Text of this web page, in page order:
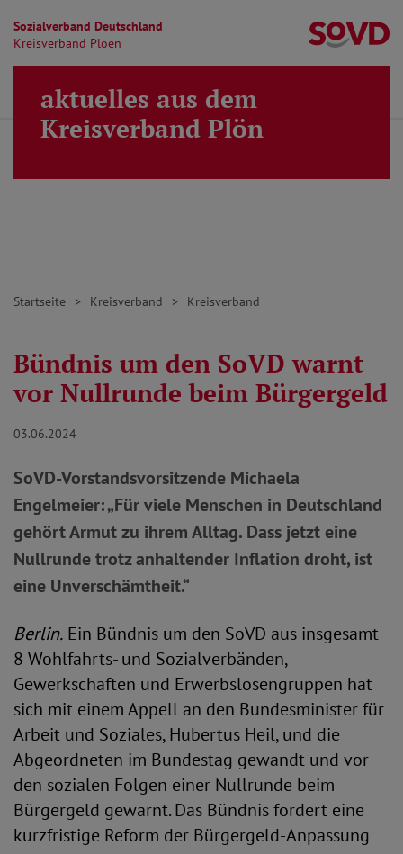
Sozialverband Deutschland
Kreisverband Ploen
Direkt zu den Inhalten springen
MENÜ
aktuelles aus dem
Kreisverband Plön
Startseite Kreisverband Kreisverband
Bündnis um den SoVD warnt
vor Nullrunde beim Bürgergeld
03.06.2024
SoVD-Vorstandsvorsitzende Michaela
Engelmeier: „Für viele Menschen in Deutschland
gehört Armut zu ihrem Alltag. Dass jetzt eine
Nullrunde trotz anhaltender Inflation droht, ist
eine Unverschämtheit.“
Berlin. Ein Bündnis um den SoVD aus insgesamt
8 Wohlfahrts- und Sozialverbänden,
Gewerkschaften und Erwerbslosengruppen hat
sich mit einem Appell an den Bundesminister für
Arbeit und Soziales, Hubertus Heil, und die
Abgeordneten im Bundestag gewandt und vor
den sozialen Folgen einer Nullrunde beim
Bürgergeld gewarnt. Das Bündnis fordert eine
kurzfristige Reform der Bürgergeld-Anpassung